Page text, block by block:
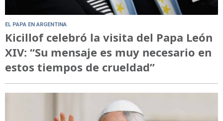
EL PAPA EN ARGENTINA
Kicillof celebró la visita del Papa León
XIV: “Su mensaje es muy necesario en
estos tiempos de crueldad”